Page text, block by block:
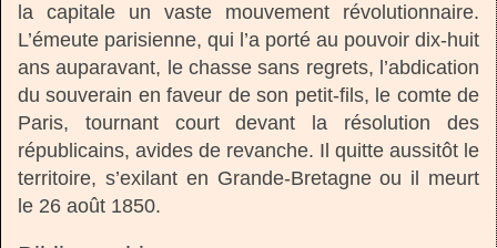
la capitale un vaste mouvement révolutionnaire.
L’émeute parisienne, qui l’a porté au pouvoir dix-huit
ans auparavant, le chasse sans regrets, l’abdication
du souverain en faveur de son petit-fils, le comte de
Paris, tournant court devant la résolution des
républicains, avides de revanche. Il quitte aussitôt le
territoire, s’exilant en Grande-Bretagne ou il meurt
le 26 août 1850.